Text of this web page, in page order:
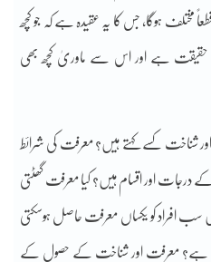
مختلف ہوگا، جس کا یہ عقیدہ ہے کہ جو کچھ
حقیقت ہے اور اس سے ماوریٰ کچھ بھی
شناخت کسے کہتے ہیں؟ معرفت کی شرائط
کے درجات اور اقسام ہیں؟ کیا معرفت گھٹتی
سب افراد کو یکساں معرفت حاصل ہوسکتی
ہے؟ معرفت اور شناخت کے حصول کے